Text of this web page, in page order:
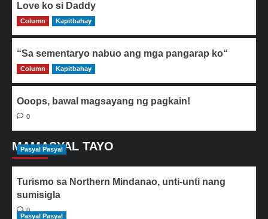
Love ko si Daddy
0
Column Kapitbahay
“Sa sementaryo nabuo ang mga pangarap ko“
0
Column Kapitbahay
Ooops, bawal magsayang ng pagkain!
0
MAMASYAL TAYO
Pasyal Pasyal
Turismo sa Northern Mindanao, unti-unti nang
sumisigla
0
Pasyal Pasyal